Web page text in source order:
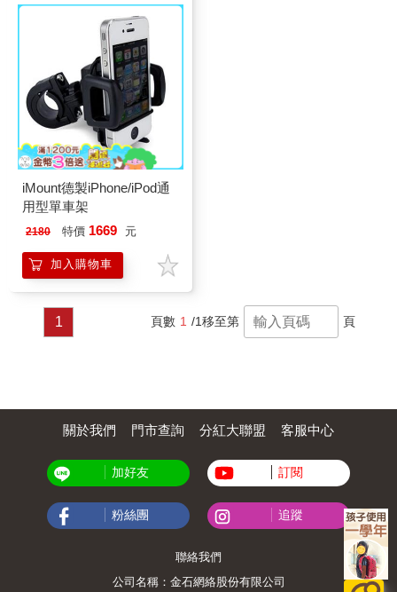
iMount德製iPhone/iPod通
用型單車架
2180 特價 1669 元
加入購物車
1 頁數 1 /1移至第 頁
關於我們 門市查詢 分紅大聯盟 客服中心
加好友 訂閱
粉絲團 追蹤
聯絡我們
公司名稱：金石網絡股份有限公司